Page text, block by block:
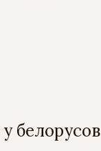
белорусов